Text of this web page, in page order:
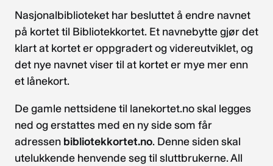
Nasjonalbiblioteket har besluttet å endre navnet
på kortet til Bibliotekkortet. Et navnebytte gjør det
klart at kortet er oppgradert og videreutviklet, og
det nye navnet viser til at kortet er mye mer enn
et lånekort.
De gamle nettsidene til lanekortet.no skal legges
ned og erstattes med en ny side som får
adressen bibliotekkortet.no. Denne siden skal
utelukkende henvende seg til sluttbrukerne. All